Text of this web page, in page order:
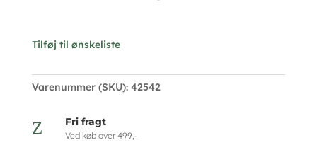
Tilføj til ønskeliste
Varenummer (SKU): 42542
Z Fri fragt
Ved køb over 499,-